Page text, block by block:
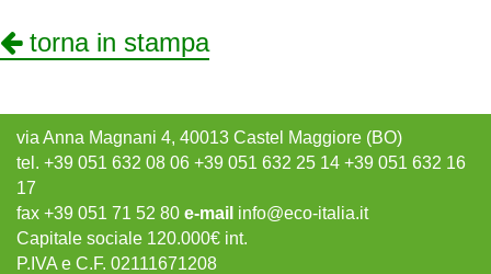
torna in stampa
via Anna Magnani 4, 40013 Castel Maggiore (BO)
tel. +39 051 632 08 06 +39 051 632 25 14 +39 051 632 16
17
fax +39 051 71 52 80 e-mail info@eco-italia.it
Capitale sociale 120.000€ int.
P.IVA e C.F. 02111671208